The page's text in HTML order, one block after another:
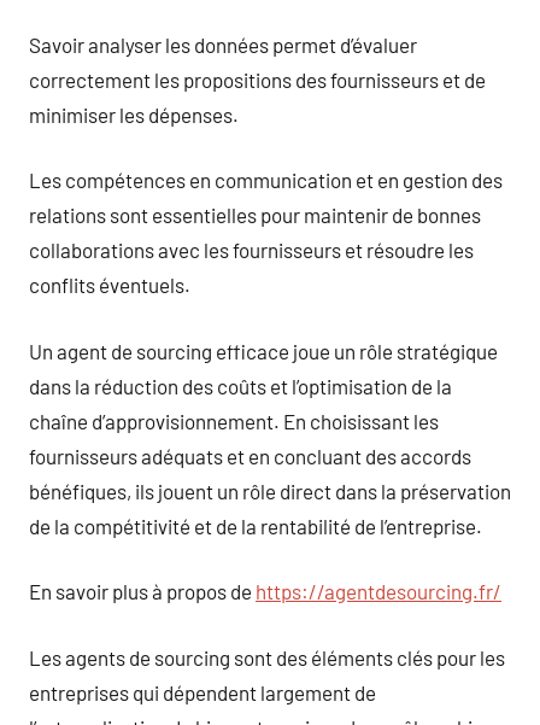
Savoir analyser les données permet d’évaluer
correctement les propositions des fournisseurs et de
minimiser les dépenses.
Les compétences en communication et en gestion des
relations sont essentielles pour maintenir de bonnes
collaborations avec les fournisseurs et résoudre les
conflits éventuels.
Un agent de sourcing efficace joue un rôle stratégique
dans la réduction des coûts et l’optimisation de la
chaîne d’approvisionnement. En choisissant les
fournisseurs adéquats et en concluant des accords
bénéfiques, ils jouent un rôle direct dans la préservation
de la compétitivité et de la rentabilité de l’entreprise.
En savoir plus à propos de https://agentdesourcing.fr/
Les agents de sourcing sont des éléments clés pour les
entreprises qui dépendent largement de